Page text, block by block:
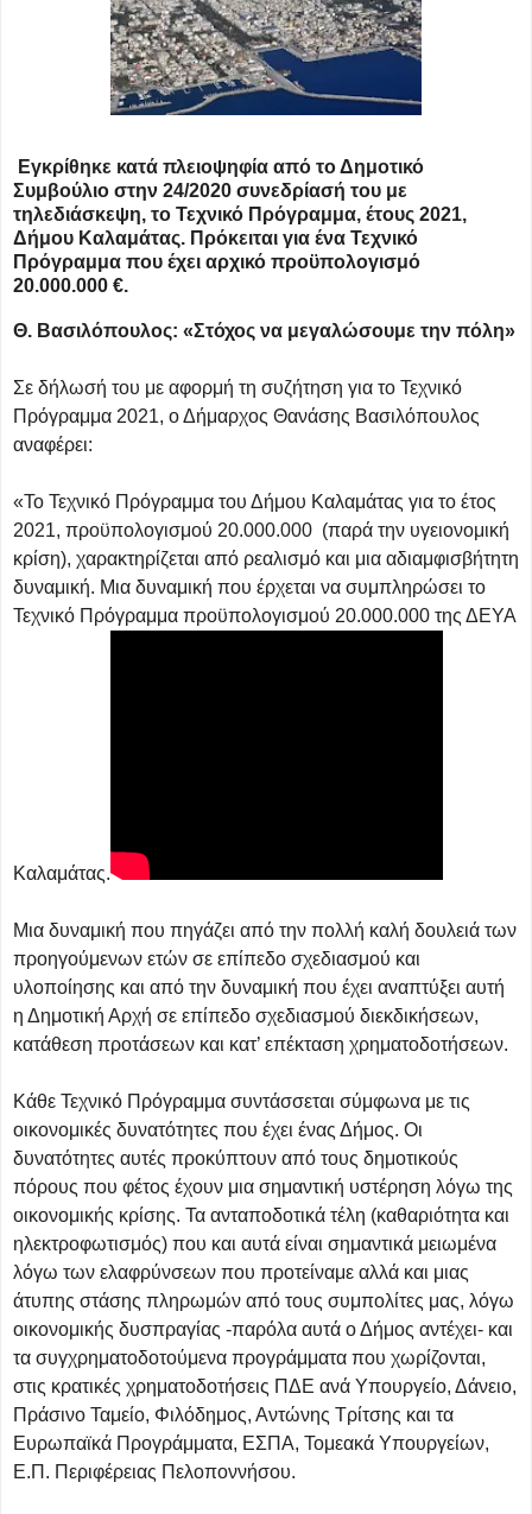
Εγκρίθηκε κατά πλειοψηφία από το Δημοτικό
Συμβούλιο στην 24/2020 συνεδρίασή του με
τηλεδιάσκεψη, το Τεχνικό Πρόγραμμα, έτους 2021,
Δήμου Καλαμάτας. Πρόκειται για ένα Τεχνικό
Πρόγραμμα που έχει αρχικό προϋπολογισμό
20.000.000 €.
Θ. Βασιλόπουλος: «Στόχος να μεγαλώσουμε την πόλη»
Σε δήλωσή του με αφορμή τη συζήτηση για το Τεχνικό
Πρόγραμμα 2021, ο Δήμαρχος Θανάσης Βασιλόπουλος
αναφέρει:
«Το Τεχνικό Πρόγραμμα του Δήμου Καλαμάτας για το έτος
2021, προϋπολογισμού 20.000.000 (παρά την υγειονομική
κρίση), χαρακτηρίζεται από ρεαλισμό και μια αδιαμφισβήτητη
δυναμική. Μια δυναμική που έρχεται να συμπληρώσει το
Τεχνικό Πρόγραμμα προϋπολογισμού 20.000.000 της ΔΕΥΑ
Καλαμάτας.
Μια δυναμική που πηγάζει από την πολλή καλή δουλειά των
προηγούμενων ετών σε επίπεδο σχεδιασμού και
υλοποίησης και από την δυναμική που έχει αναπτύξει αυτή
η Δημοτική Αρχή σε επίπεδο σχεδιασμού διεκδικήσεων,
κατάθεση προτάσεων και κατ’ επέκταση χρηματοδοτήσεων.
Κάθε Τεχνικό Πρόγραμμα συντάσσεται σύμφωνα με τις
οικονομικές δυνατότητες που έχει ένας Δήμος. Οι
δυνατότητες αυτές προκύπτουν από τους δημοτικούς
πόρους που φέτος έχουν μια σημαντική υστέρηση λόγω της
οικονομικής κρίσης. Τα ανταποδοτικά τέλη (καθαριότητα και
ηλεκτροφωτισμός) που και αυτά είναι σημαντικά μειωμένα
λόγω των ελαφρύνσεων που προτείναμε αλλά και μιας
άτυπης στάσης πληρωμών από τους συμπολίτες μας, λόγω
οικονομικής δυσπραγίας -παρόλα αυτά ο Δήμος αντέχει- και
τα συγχρηματοδοτούμενα προγράμματα που χωρίζονται,
στις κρατικές χρηματοδοτήσεις ΠΔΕ ανά Υπουργείο, Δάνειο,
Πράσινο Ταμείο, Φιλόδημος, Αντώνης Τρίτσης και τα
Ευρωπαϊκά Προγράμματα, ΕΣΠΑ, Τομεακά Υπουργείων,
Ε.Π. Περιφέρειας Πελοποννήσου.